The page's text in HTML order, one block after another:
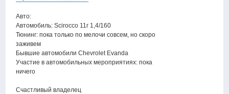
Авто:
Автомобиль: Scirocco 11г 1,4/160
Тюнинг: пока только по мелочи совсем, но скоро
заживем
Бывшие автомобили Chevrolet Evanda
Участие в автомобильных мероприятиях: пока
ничего
Счастливый владелец